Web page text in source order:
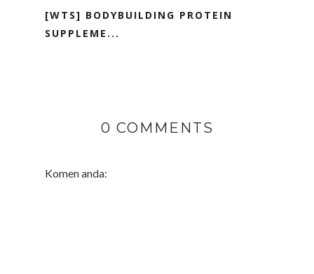
[WTS] BODYBUILDING PROTEIN
SUPPLEME...
0 COMMENTS
Komen anda: